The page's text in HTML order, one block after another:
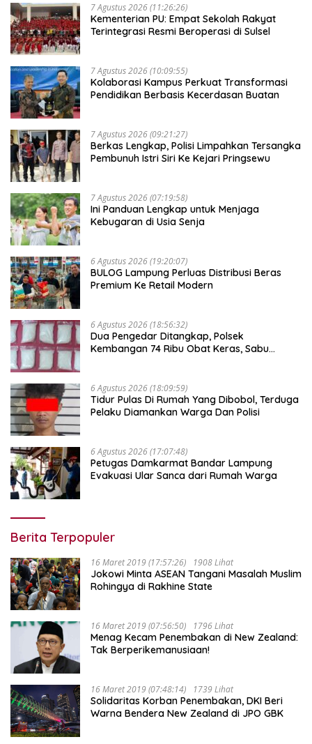
7 Agustus 2026 (11:26:26)
Kementerian PU: Empat Sekolah Rakyat
Terintegrasi Resmi Beroperasi di Sulsel
7 Agustus 2026 (10:09:55)
Kolaborasi Kampus Perkuat Transformasi
Pendidikan Berbasis Kecerdasan Buatan
7 Agustus 2026 (09:21:27)
Berkas Lengkap, Polisi Limpahkan Tersangka
Pembunuh Istri Siri Ke Kejari Pringsewu
7 Agustus 2026 (07:19:58)
Ini Panduan Lengkap untuk Menjaga
Kebugaran di Usia Senja
6 Agustus 2026 (19:20:07)
BULOG Lampung Perluas Distribusi Beras
Premium Ke Retail Modern
6 Agustus 2026 (18:56:32)
Dua Pengedar Ditangkap, Polsek
Kembangan 74 Ribu Obat Keras, Sabu
6 Agustus 2026 (18:09:59)
Tidur Pulas Di Rumah Yang Dibobol, Terduga
Pelaku Diamankan Warga Dan Polisi
6 Agustus 2026 (17:07:48)
Petugas Damkarmat Bandar Lampung
Evakuasi Ular Sanca dari Rumah Warga
Berita Terpopuler
16 Maret 2019 (17:57:26) 1908 Lihat
Jokowi Minta ASEAN Tangani Masalah Muslim
Rohingya di Rakhine State
16 Maret 2019 (07:56:50) 1796 Lihat
Menag Kecam Penembakan di New Zealand:
Tak Berperikemanusiaan!
16 Maret 2019 (07:48:14) 1739 Lihat
Solidaritas Korban Penembakan, DKI Beri
Warna Bendera New Zealand di JPO GBK